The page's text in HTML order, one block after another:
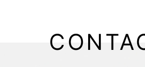
2025年5月